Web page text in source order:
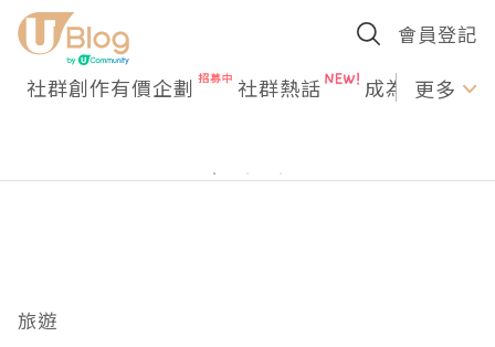
會員登記
社群創作有價企劃 社群熱話 成為U更多
旅遊